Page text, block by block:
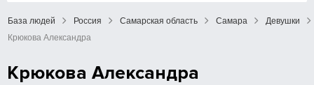
База людей Россия Самарская область Самара
Девушки
Крюкова Александра
Крюкова Александра